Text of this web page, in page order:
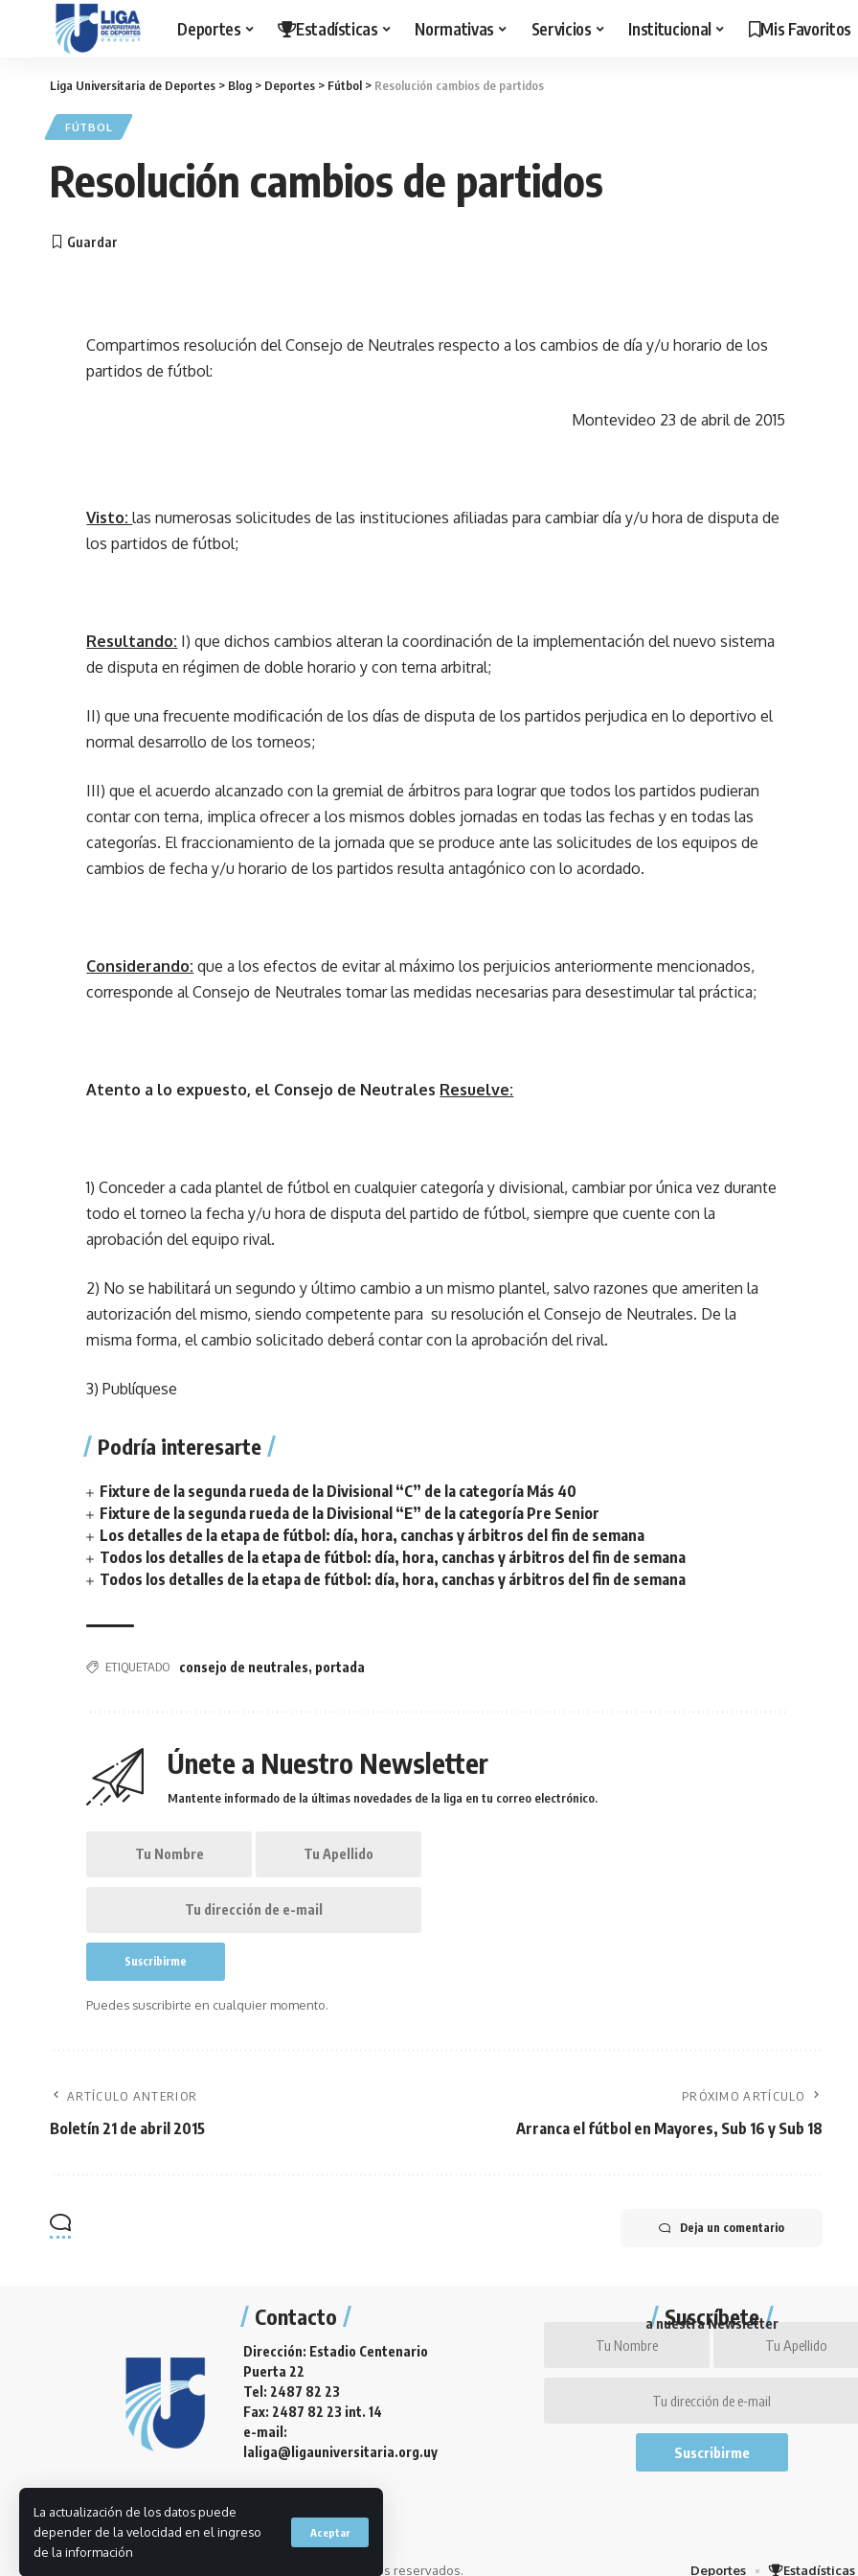
La actualización de los datos puede
depender de la velocidad en el ingreso
de la información
Aceptar
Deportes Estadísticas Normativas Servicios Institucional Mis Favoritos
Liga Universitaria de Deportes > Blog > Deportes > Fútbol > Resolución cambios de partidos
FÚTBOL
Resolución cambios de partidos
Compartimos resolución del Consejo de Neutrales respecto a los cambios de día y/u horario de los
partidos de fútbol:
Montevideo 23 de abril de 2015
Visto:las numerosas solicitudes de las instituciones afiliadas para cambiar día y/u hora de disputa de
los partidos de fútbol;
Resultando: I) que dichos cambios alteran la coordinación de la implementación del nuevo sistema
de disputa en régimen de doble horario y con terna arbitral;
II) que una frecuente modificación de los días de disputa de los partidos perjudica en lo deportivo el
normal desarrollo de los torneos;
III) que el acuerdo alcanzado con la gremial de árbitros para lograr que todos los partidos pudieran
contar con terna, implica ofrecer a los mismos dobles jornadas en todas las fechas y en todas las
categorías. El fraccionamiento de la jornada que se produce ante las solicitudes de los equipos de
cambios de fecha y/u horario de los partidos resulta antagónico con lo acordado.
Considerando: que a los efectos de evitar al máximo los perjuicios anteriormente mencionados,
corresponde al Consejo de Neutrales tomar las medidas necesarias para desestimular tal práctica;
Atento a lo expuesto, el Consejo de Neutrales Resuelve:
1) Conceder a cada plantel de fútbol en cualquier categoría y divisional, cambiar por única vez durante
todo el torneo la fecha y/u hora de disputa del partido de fútbol, siempre que cuente con la
aprobación del equipo rival.
2) No se habilitará un segundo y último cambio a un mismo plantel, salvo razones que ameriten la
autorización del mismo, siendo competente para su resolución el Consejo de Neutrales. De la
misma forma, el cambio solicitado deberá contar con la aprobación del rival.
3) Publíquese
Podría interesarte
Fixture de la segunda rueda de la Divisional “C” de la categoría Más 40
Fixture de la segunda rueda de la Divisional “E” de la categoría Pre Senior
Los detalles de la etapa de fútbol: día, hora, canchas y árbitros del fin de semana
Todos los detalles de la etapa de fútbol: día, hora, canchas y árbitros del fin de semana
Todos los detalles de la etapa de fútbol: día, hora, canchas y árbitros del fin de semana
ETIQUETADO consejo de neutrales, portada
Únete a Nuestro Newsletter
Mantente informado de la últimas novedades de la liga en tu correo electrónico.
Puedes suscribirte en cualquier momento.
ARTÍCULO ANTERIOR
Boletín 21 de abril 2015
PRÓXIMO ARTÍCULO
Arranca el fútbol en Mayores, Sub 16 y Sub 18
Deja un comentario
Contacto
Dirección: Estadio Centenario
Puerta 22
Tel: 2487 82 23
Fax: 2487 82 23 int. 14
e-mail:
laliga@ligauniversitaria.org.uy
Suscríbete
a nuestra Newsletter
© 2023 Liga Universitaria de Deportes. Todos los derechos reservados. Deportes Estadísticas